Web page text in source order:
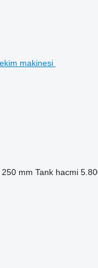
250 mm Tank hacmi